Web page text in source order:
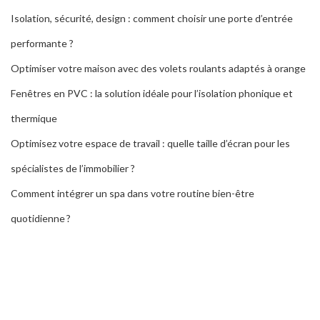
Isolation, sécurité, design : comment choisir une porte d’entrée
performante ?
Optimiser votre maison avec des volets roulants adaptés à orange
Fenêtres en PVC : la solution idéale pour l’isolation phonique et
thermique
Optimisez votre espace de travail : quelle taille d’écran pour les
spécialistes de l’immobilier ?
Comment intégrer un spa dans votre routine bien-être
quotidienne ?